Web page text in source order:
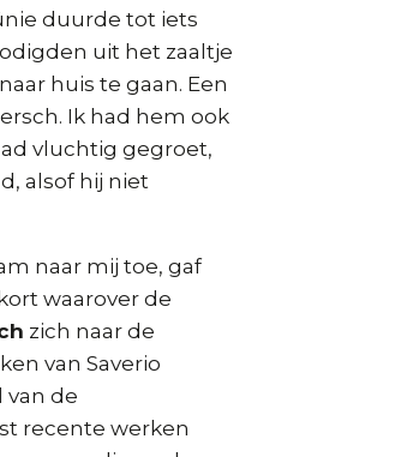
duurde tot iets
uit het zaaltje
huis te gaan. Een
Ik had hem ook
vluchtig gegroet,
alsof hij niet
naar mij toe, gaf
waarover de
zich naar de
van Saverio
van de
recente werken